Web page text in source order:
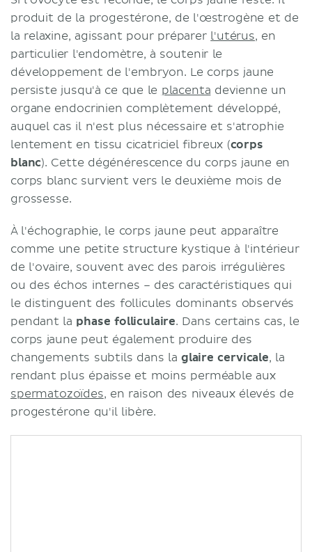
produit de la progestérone, de l'œstrogène et de
la relaxine, agissant pour préparer l'utérus, en
particulier l'endomètre, à soutenir le
développement de l'embryon. Le corps jaune
persiste jusqu'à ce que le placenta devienne un
organe endocrinien complètement développé,
auquel cas il n'est plus nécessaire et s'atrophie
lentement en tissu cicatriciel fibreux (corps
blanc). Cette dégénérescence du corps jaune en
corps blanc survient vers le deuxième mois de
grossesse.
À l'échographie, le corps jaune peut apparaître
comme une petite structure kystique à l'intérieur
de l'ovaire, souvent avec des parois irrégulières
ou des échos internes – des caractéristiques qui
le distinguent des follicules dominants observés
pendant la phase folliculaire. Dans certains cas, le
corps jaune peut également produire des
changements subtils dans la glaire cervicale, la
rendant plus épaisse et moins perméable aux
spermatozoïdes, en raison des niveaux élevés de
progestérone qu'il libère.